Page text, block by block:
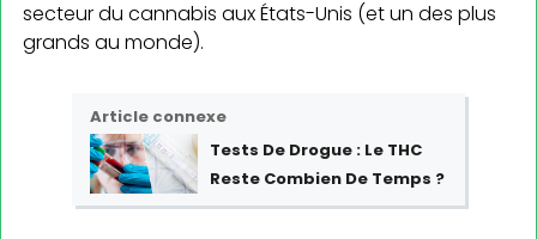
secteur du cannabis aux États-Unis (et un des plus
grands au monde).
Article connexe
Tests De Drogue : Le THC
Reste Combien De Temps ?